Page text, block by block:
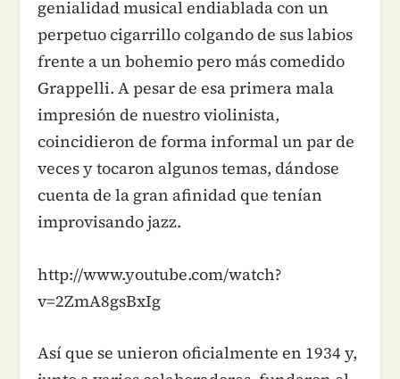
genialidad musical endiablada con un
perpetuo cigarrillo colgando de sus labios
frente a un bohemio pero más comedido
Grappelli. A pesar de esa primera mala
impresión de nuestro violinista,
coincidieron de forma informal un par de
veces y tocaron algunos temas, dándose
cuenta de la gran afinidad que tenían
improvisando jazz.
http://www.youtube.com/watch?
v=2ZmA8gsBxIg
Así que se unieron oficialmente en 1934 y,